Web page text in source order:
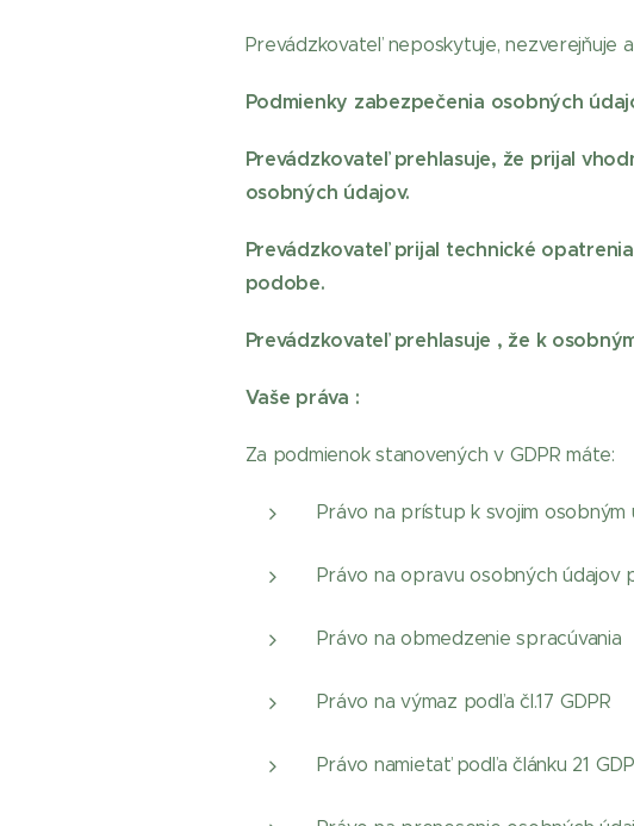
Prevádzkovateľ neposkytuje, nezverejňuje
Podmienky zabezpečenia osobných
Prevádzkovateľ prehlasuje, že prijal
osobných údajov.
Prevádzkovateľ prijal technické
podobe.
Prevádzkovateľ prehlasuje , že k
Vaše práva :
Za podmienok stanovených v GDPR máte:
Právo na prístup k svojim osobným
Právo na opravu osobných údajov
Právo na obmedzenie spracúvania
Právo na výmaz podľa čl.17 GDPR
Právo namietať podľa článku 21